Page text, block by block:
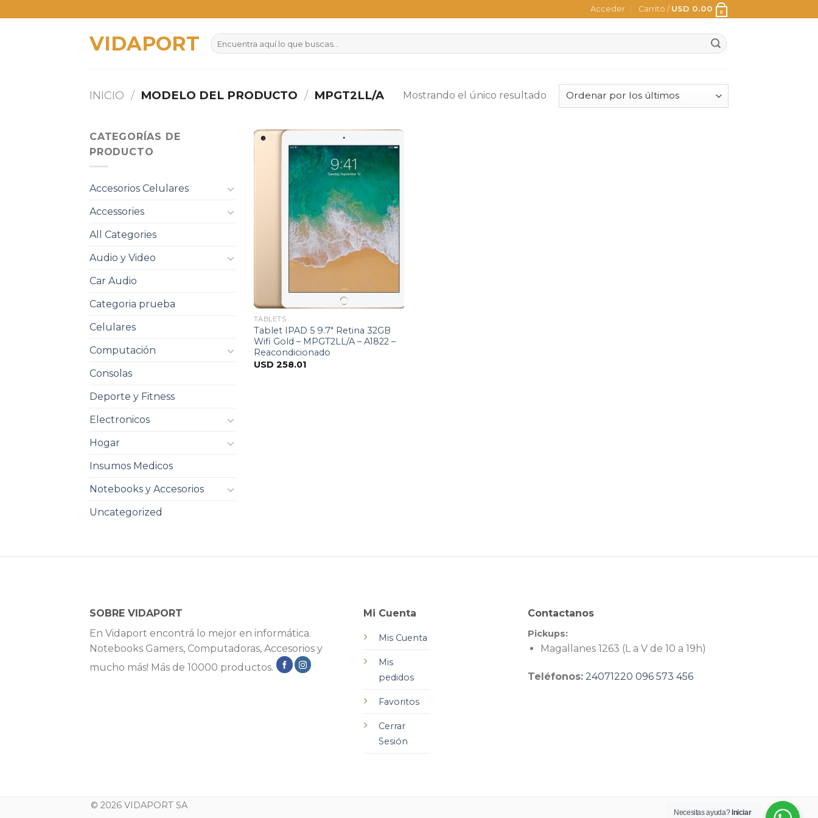
to
Acceder Carrito / USD 0.00 0
VIDAPORT
Buscar
por:
INICIO / MODELO DEL PRODUCTO / MPGT2LL/A Mostrando el único resultado
CATEGORÍAS DE
PRODUCTO
Accesorios Celulares
Accessories
All Categories
Audio y Video
Car Audio
Categoria prueba
Celulares
Computación
Consolas
Deporte y Fitness
Electronicos
Hogar
Insumos Medicos
Notebooks y Accesorios
Uncategorized
TABLETS
Tablet IPAD 5 9.7″ Retina 32GB
Wifi Gold – MPGT2LL/A – A1822 –
Reacondicionado
USD 258.01
SOBRE VIDAPORT
En Vidaport encontrá lo mejor en informática.
Notebooks Gamers, Computadoras, Accesorios y
mucho más! Más de 10000 productos.
Mi Cuenta
Mis Cuenta
Mis
pedidos
Favoritos
Cerrar
Sesión
Contactanos
Pickups:
Magallanes 1263 (L a V de 10 a 19h)
Teléfonos: 24071220 096 573 456
© 2026 VIDAPORT SA
Necesitas ayuda? Iniciar